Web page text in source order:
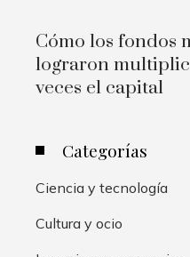
Cómo los fondos
lograron
veces el capital
Categorías
Ciencia y tecnología
Cultura y ocio